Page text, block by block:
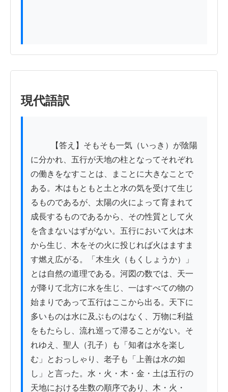
現代語訳
に分かれ、五行が天地の柱となってそれぞれ
の働きをなすことは、まことに大きなことで
ある。木はもともと土と水の気を受けて生じ
るものであるが、太陽の火によって育まれて
成長するものであるから、その性質として火
を含まないはずがない。五行において火は木
から生じ、木をその火に投じれば火はますま
す燃え広がる。「木生火（もくしょうか）」
とは自然の道理である。河図の数では、天一
が降りて北方に水を生じ、一はすべての物の
始まりであって五行はここから出る。天下に
多いものは水に及ぶものはなく、万物に利益
をもたらし、流れ巡って滞ることがない。そ
れゆえ、聖人（孔子）も「知者は水を楽し
む」とおっしゃり、老子も「上善は水の如
し」と言った。水・火・木・金・土は五行の
天地における生数の順序であり、木・火・